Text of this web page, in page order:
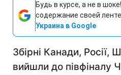
Будь в курсе, а не в
содержание своей ленте
Украина в Google
Збірні Канади, Росії,
вийшли до півфіналу